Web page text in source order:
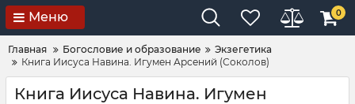
Меню 0
Главная Богословие и образование
Экзегетика
Книга Иисуса Навина. Игумен Арсений (Соколов)
Книга Иисуса Навина. Игумен